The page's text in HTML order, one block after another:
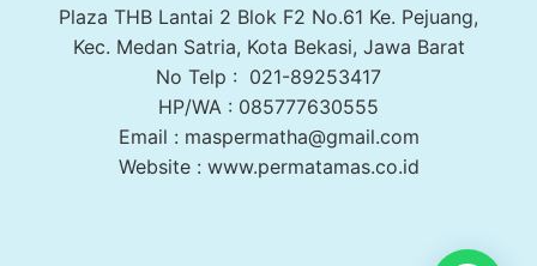
Plaza THB Lantai 2 Blok F2 No.61 Ke. Pejuang,
Kec. Medan Satria, Kota Bekasi, Jawa Barat
No Telp : 021-89253417
HP/WA : 085777630555
Email : maspermatha@gmail.com
Website : www.permatamas.co.id